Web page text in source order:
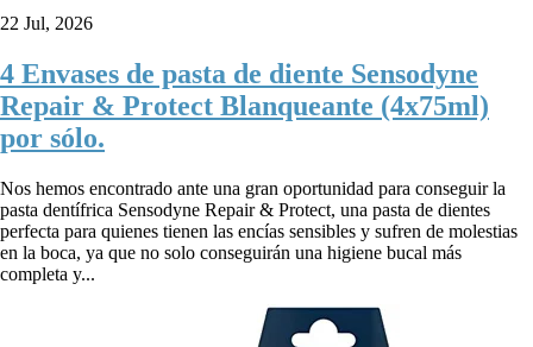
22 Jul, 2026
4 Envases de pasta de diente Sensodyne
Repair & Protect Blanqueante (4x75ml)
por sólo.
Nos hemos encontrado ante una gran oportunidad para conseguir la
pasta dentífrica Sensodyne Repair & Protect, una pasta de dientes
perfecta para quienes tienen las encías sensibles y sufren de molestias
en la boca, ya que no solo conseguirán una higiene bucal más
completa y...